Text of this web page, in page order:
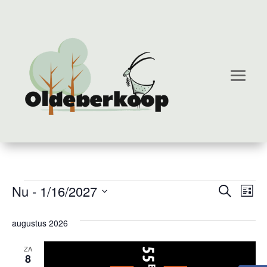
Evenementen
en
Zoeken
Lijst
Nu - 1/16/2027
een
augustus 2026
ZA
8